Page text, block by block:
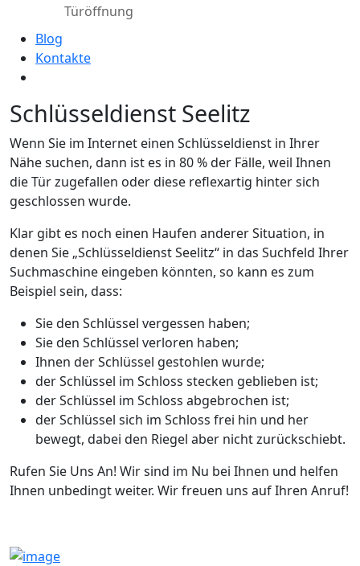
Türöffnung
Blog
Kontakte
Schlüsseldienst Seelitz
Wenn Sie im Internet einen Schlüsseldienst in Ihrer
Nähe suchen, dann ist es in 80 % der Fälle, weil Ihnen
die Tür zugefallen oder diese reflexartig hinter sich
geschlossen wurde.
Klar gibt es noch einen Haufen anderer Situation, in
denen Sie „Schlüsseldienst Seelitz“ in das Suchfeld Ihrer
Suchmaschine eingeben könnten, so kann es zum
Beispiel sein, dass:
Sie den Schlüssel vergessen haben;
Sie den Schlüssel verloren haben;
Ihnen der Schlüssel gestohlen wurde;
der Schlüssel im Schloss stecken geblieben ist;
der Schlüssel im Schloss abgebrochen ist;
der Schlüssel sich im Schloss frei hin und her
bewegt, dabei den Riegel aber nicht zurückschiebt.
Rufen Sie Uns An! Wir sind im Nu bei Ihnen und helfen
Ihnen unbedingt weiter. Wir freuen uns auf Ihren Anruf!